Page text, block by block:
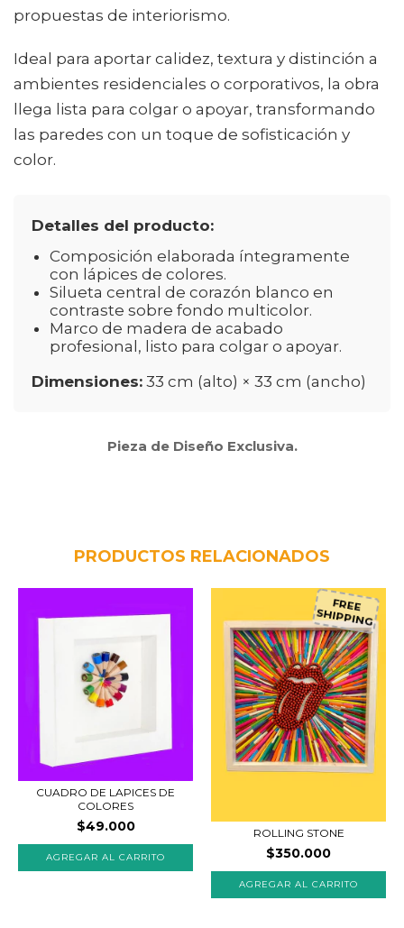
propuestas de interiorismo.
Ideal para aportar calidez, textura y distinción a
ambientes residenciales o corporativos, la obra
llega lista para colgar o apoyar, transformando
las paredes con un toque de sofisticación y
color.
Detalles del producto:
Composición elaborada íntegramente
con lápices de colores.
Silueta central de corazón blanco en
contraste sobre fondo multicolor.
Marco de madera de acabado
profesional, listo para colgar o apoyar.
Dimensiones: 33 cm (alto) × 33 cm (ancho)
Pieza de Diseño Exclusiva.
PRODUCTOS RELACIONADOS
CUADRO DE LAPICES DE
COLORES
$49.000
FREE
SHIPPING
ROLLING STONE
$350.000